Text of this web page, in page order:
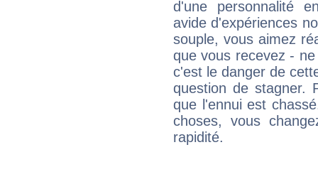
d'une personnalité
avide d'expériences
souple, vous aimez
que vous recevez -
c'est le danger de
question de stagner.
que l'ennui est
choses, vous
rapidité.